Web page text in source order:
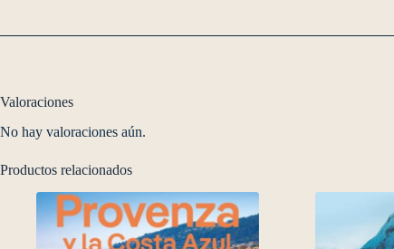
Valoraciones
No hay valoraciones aún.
Productos relacionados